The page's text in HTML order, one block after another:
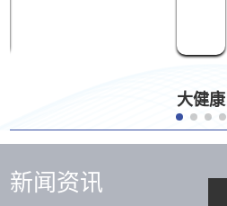
大健康
新闻资讯